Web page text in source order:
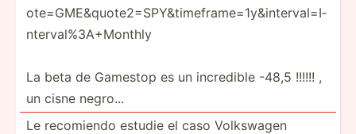
ot­e­=­GM­­E&­­qu­o­t­e2­­=SP­­Y&­t­im­­efr­­am­e­=­1y­­&i­­nt­e­r­va­­l=I­­
nt­e­r­va­­l%3­­A+­M­o­nthly
La beta de Gamestop es un incredible -48,5 !!!!!! ,
un cisne negro...
Le recomiendo estudie el caso Volkswagen